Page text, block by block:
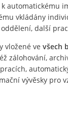
k
vkládány
další
vložené ve všech
zálohování,
vývěsky pro